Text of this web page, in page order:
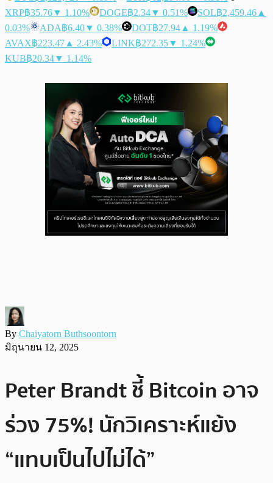
XRP฿35.76▼ 1.10% DOGE฿2.34▼ 0.51% SOL฿2,459.46 ▲
0.03%
ADA฿6.40▼ 0.38% DOT฿27.94 ▲ 1.19%
AVAX฿223.47 ▲ 2.43% LINK฿272.35▼ 1.24%
KUB฿20.34▼ 1.14%
By Chaiyatorn Buthsoontorn
มิถุนายน 12, 2025
Peter Brandt ชี้ Bitcoin อาจ
ร่วง 75%! นักวิเคราะห์แย้ง
“แทบเป็นไปไม่ได้”